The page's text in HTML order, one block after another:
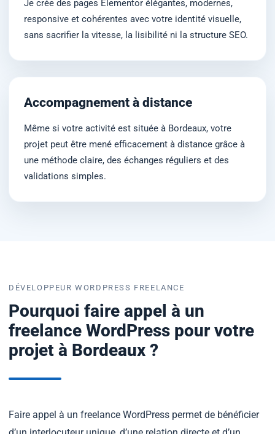
Je crée des pages Elementor élégantes, modernes,
responsive et cohérentes avec votre identité visuelle,
sans sacrifier la vitesse, la lisibilité ni la structure SEO.
Accompagnement à distance
Même si votre activité est située à Bordeaux, votre
projet peut être mené efficacement à distance grâce à
une méthode claire, des échanges réguliers et des
validations simples.
DÉVELOPPEUR WORDPRESS FREELANCE
Pourquoi faire appel à un
freelance WordPress pour votre
projet à Bordeaux ?
Faire appel à un freelance WordPress permet de bénéficier